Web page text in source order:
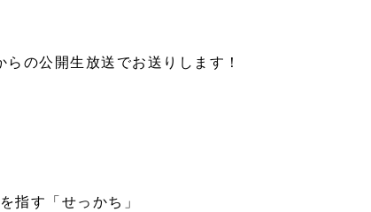
らの公開生放送でお送りします！
指す「せっかち」